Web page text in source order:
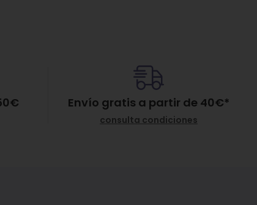
Envío gratis a partir de 40€*
consulta condiciones